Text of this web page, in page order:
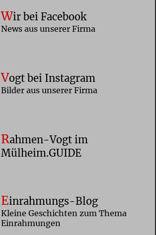
Wir bei Facebook
News aus unserer Firma
Vogt bei Instagram
Bilder aus unserer Firma
Rahmen-Vogt im
Mülheim.GUIDE
Einrahmungs-Blog
Kleine Geschichten zum Thema
Einrahmungen